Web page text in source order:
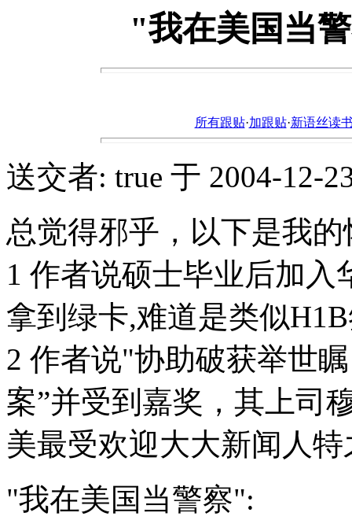
"我在美国当
所有跟贴·加跟贴·新语丝读
送交者: true 于 2004-12-
总觉得邪乎，以下是我的
1 作者说硕士毕业后加
拿到绿卡,难道是类似
2 作者说"协助破获举世
案”并受到嘉奖，其上司
美最受欢迎大大新闻人
"我在美国当警察":